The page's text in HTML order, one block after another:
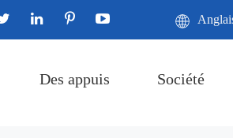
Des appuis Société